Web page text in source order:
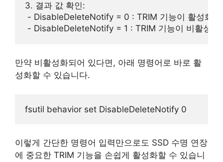
3. 결과 값 확인:
- DisableDeleteNotify = 0 : TRIM 기능이 활성화된
만약 비활성화되어 있다면, 아래 명령어로 바로 활
성화할 수 있습니다.
이렇게 간단한 명령어 입력만으로도 SSD 수명 연장
에 중요한 TRIM 기능을 손쉽게 활성화할 수 있습니